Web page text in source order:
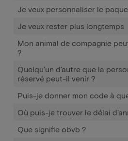
Je veux personnaliser le
Je veux rester plus longtemps
Mon animal de compagnie
?
Quelqu'un d'autre que la
réservé peut-il venir ?
Puis-je donner mon code à
Où puis-je trouver le délai
Que signifie obvb ?